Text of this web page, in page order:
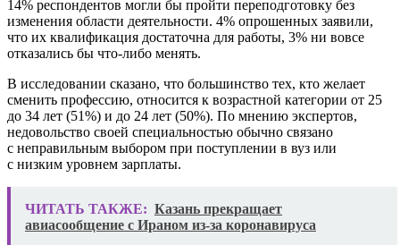
14% респондентов могли бы пройти переподготовку без
изменения области деятельности. 4% опрошенных заявили,
что их квалификация достаточна для работы, 3% ни вовсе
отказались бы что-либо менять.
В исследовании сказано, что большинство тех, кто желает
сменить профессию, относится к возрастной категории от 25
до 34 лет (51%) и до 24 лет (50%). По мнению экспертов,
недовольство своей специальностью обычно связано
с неправильным выбором при поступлении в вуз или
с низким уровнем зарплаты.
ЧИТАТЬ ТАКЖЕ: Казань прекращает
авиасообщение с Ираном из-за коронавируса